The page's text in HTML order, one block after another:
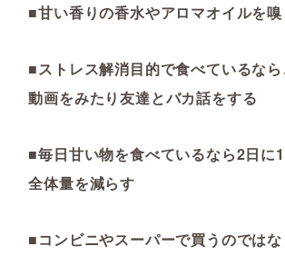
■甘い香りの香水やアロマオイルを嗅
■ストレス解消目的で食べているな
動画をみたり友達とバカ話をする
■毎日甘い物を食べているなら2日に1
全体量を減らす
■コンビニやスーパーで買うのでは